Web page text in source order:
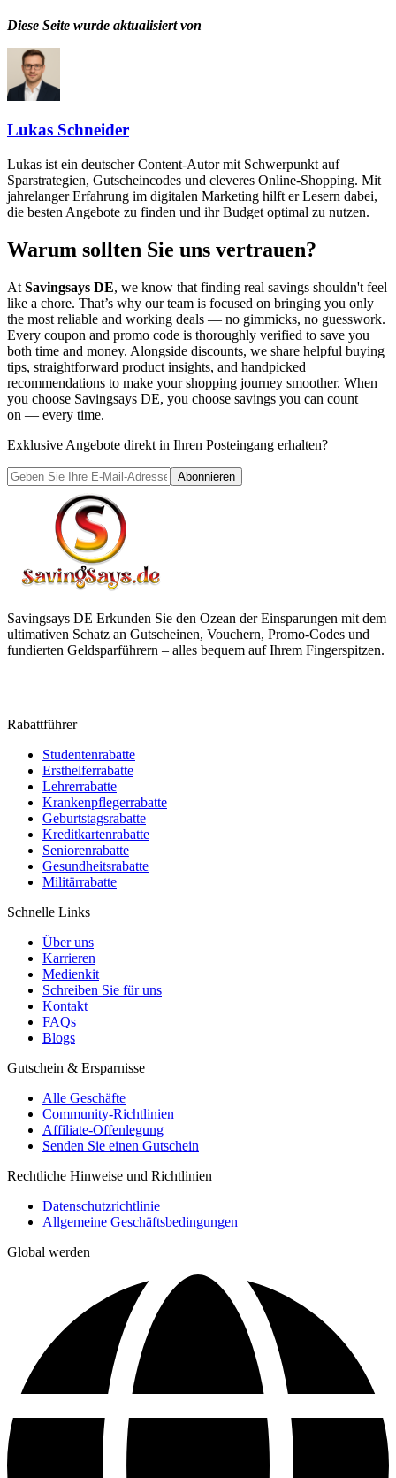
Diese Seite wurde aktualisiert von
Lukas Schneider
Lukas ist ein deutscher Content-Autor mit Schwerpunkt auf
Sparstrategien, Gutscheincodes und cleveres Online-Shopping. Mit
jahrelanger Erfahrung im digitalen Marketing hilft er Lesern dabei,
die besten Angebote zu finden und ihr Budget optimal zu nutzen.
Warum sollten Sie uns vertrauen?
At Savingsays DE, we know that finding real savings shouldn't feel
like a chore. That’s why our team is focused on bringing you only
the most reliable and working deals — no gimmicks, no guesswork.
Every coupon and promo code is thoroughly verified to save you
both time and money. Alongside discounts, we share helpful buying
tips, straightforward product insights, and handpicked
recommendations to make your shopping journey smoother. When
you choose Savingsays DE, you choose savings you can count
on — every time.
Exklusive Angebote direkt in Ihren Posteingang erhalten?
Abonnieren
Savingsays DE Erkunden Sie den Ozean der Einsparungen mit dem
ultimativen Schatz an Gutscheinen, Vouchern, Promo-Codes und
fundierten Geldsparführern – alles bequem auf Ihrem Fingerspitzen.
Rabattführer
Studentenrabatte
Ersthelferrabatte
Lehrerrabatte
Krankenpflegerrabatte
Geburtstagsrabatte
Kreditkartenrabatte
Seniorenrabatte
Gesundheitsrabatte
Militärrabatte
Schnelle Links
Über uns
Karrieren
Medienkit
Schreiben Sie für uns
Kontakt
FAQs
Blogs
Gutschein & Ersparnisse
Alle Geschäfte
Community-Richtlinien
Affiliate-Offenlegung
Senden Sie einen Gutschein
Rechtliche Hinweise und Richtlinien
Datenschutzrichtlinie
Allgemeine Geschäftsbedingungen
Global werden